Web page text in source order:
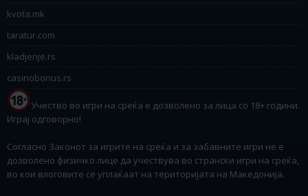
kvota.mk
taratur.com
kladjenje.rs
casinobonus.rs
Учество во игри на среќа е дозволено за лица со 18+ години.
Играј одговорно!
Согласно Законот за игрите на среќа и за забавните игри не е
дозволено физичко лице да учествува во странски игри на среќа,
во кои влоговите се уплаќаат на територијата на Македонија.